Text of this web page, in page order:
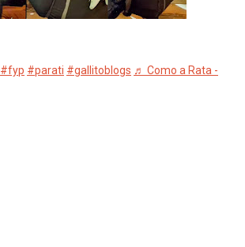
#fyp #parati #gallitoblogs ♬ Como a Rata -